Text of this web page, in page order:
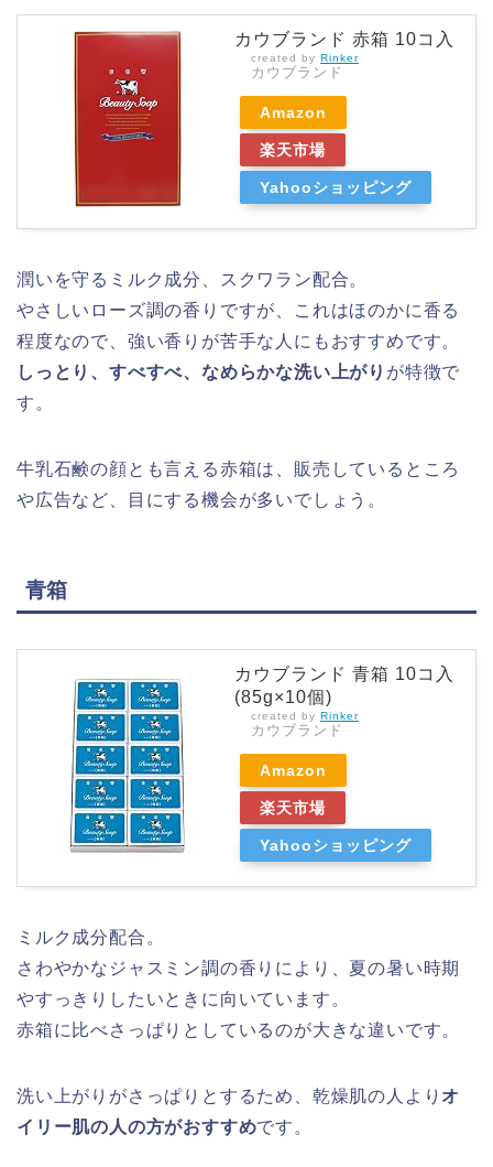
カウブランド 赤箱 10コ入
created by Rinker
カウブランド
Amazon
楽天市場
Yahooショッピング
潤いを守るミルク成分、スクワラン配合。
やさしいローズ調の香りですが、これはほのかに香る
程度なので、強い香りが苦手な人にもおすすめです。
しっとり、すべすべ、なめらかな洗い上がり が特徴で
す。
牛乳石鹸の顔とも言える赤箱は、販売しているところ
や広告など、目にする機会が多いでしょう。
青箱
カウブランド 青箱 10コ入
(85g×10個)
created by Rinker
カウブランド
Amazon
楽天市場
Yahooショッピング
ミルク成分配合。
さわやかなジャスミン調の香りにより、夏の暑い時期
やすっきりしたいときに向いています。
赤箱に比べさっぱりとしているのが大きな違いです。
洗い上がりがさっぱりとするため、乾燥肌の人より オ
イリー肌の人の方がおすすめです。